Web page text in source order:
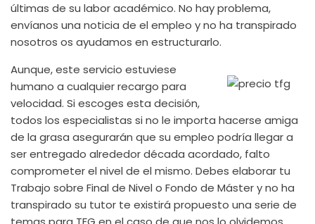
últimas de su labor académico. No hay problema,
envíanos una noticia de el empleo y no ha transpirado
nosotros os ayudamos en estructurarlo.
Aunque, este servicio estuviese
humano a cualquier recargo para
velocidad. Si escoges esta decisión,
todos los especialistas si no le importa hacerse amiga
de la grasa asegurarán que su empleo podrí­a llegar a
ser entregado alrededor década acordado, falto
comprometer el nivel de el mismo. Debes elaborar tu
Trabajo sobre Final de Nivel o Fondo de Máster y no ha
transpirado su tutor te existirá propuesto una serie de